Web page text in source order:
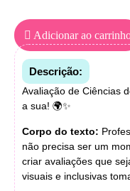
Adicionar ao
Descrição:
Avaliação de Ciências
a sua! 🌍✨
Corpo do texto:
não precisa ser um
criar avaliações que
visuais e inclusivas